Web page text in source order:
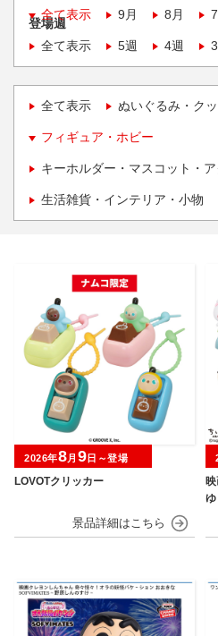
全て表示
9月 8月
登場週
全て表示
5週 4週
全て表示 ぬいぐるみ・ク
フィギュア・ホビー
キーホルダー・マスコット・
生活雑貨・インテリア・小物
LOVOTクリッカー
2026年8月 9日～登場